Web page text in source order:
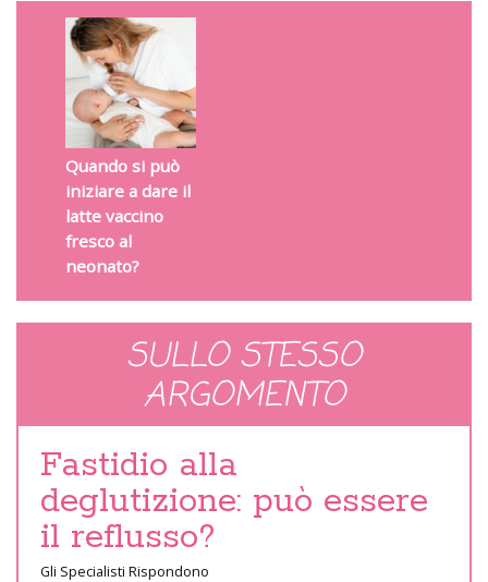
Quando si può
iniziare a dare il
latte vaccino
fresco al
neonato?
SULLO STESSO
ARGOMENTO
Fastidio alla
deglutizione: può essere
il reflusso?
Gli Specialisti Rispondono